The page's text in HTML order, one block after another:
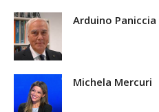
Arduino Paniccia
Michela Mercuri